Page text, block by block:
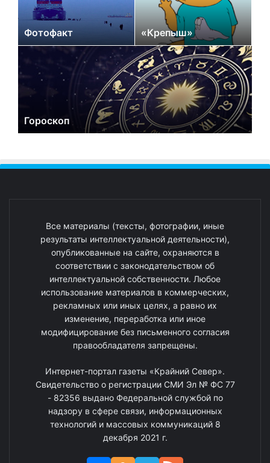
Фотофакт «Крепыш»
Гороскоп
Все материалы (тексты, фотографии, иные
результаты интеллектуальной деятельности),
опубликованные на сайте, охраняются в
соответствии с законодательством об
интеллектуальной собственности. Любое
использование материалов в коммерческих,
рекламных или иных целях, а равно их
изменение, переработка или иное
модифицирование без письменного согласия
правообладателя запрещены.
Интернет-портал газеты «Крайний Север».
Свидетельство о регистрации СМИ Эл № ФС 77
- 82356 выдано Федеральной службой по
надзору в сфере связи, информационных
технологий и массовых коммуникаций 8
декабря 2021 г.